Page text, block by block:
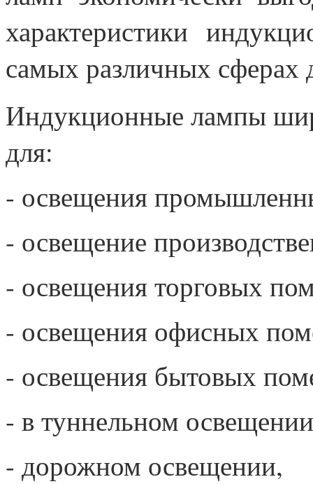
характеристики
самых различных сферах
Индукционные лампы
для:
- освещения
- освещение
- освещения торговых
- освещения офисных
- освещения бытовых
- в туннельном
- дорожном освещении,